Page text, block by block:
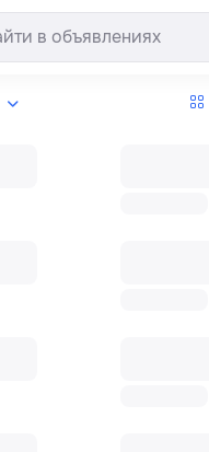
Русский